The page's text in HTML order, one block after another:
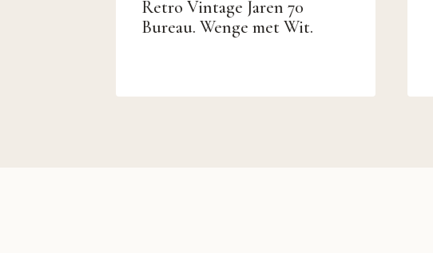
Retro Vintage Jaren 70
Bureau. Wenge met Wit.